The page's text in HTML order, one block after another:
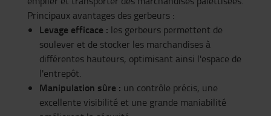
Principaux avantages des gerbeurs :
Levage efficace : les gerbeurs permettent de
soulever et de stocker les marchandises à
différentes hauteurs, optimisant ainsi l'espace de
l'entrepôt.
Manipulation sûre : un contrôle précis, une
excellente visibilité et une grande maniabilité